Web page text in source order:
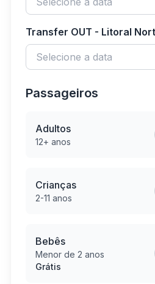
Transfer OUT - Litoral
Passageiros
Adultos
12+ anos
Crianças
2-11 anos
Bebês
Menor de 2 anos
Grátis